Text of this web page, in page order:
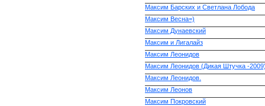
Максим Барских и Светлана Лобода
Максим Весна=)
Максим Дунаевский
Максим и Лигалайз
Максим Леонидов
Максим Леонидов (Дикая Штучка -
Максим Леонидов.
Максим Леонов
Максим Покровский